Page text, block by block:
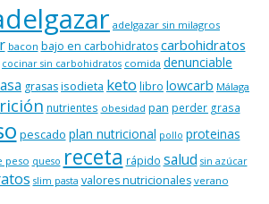
adelgazar sin milagros
bacon bajo en carbohidratos carbohidratos
cocinar sin carbohidratos comida denunciable
grasasisodieta keto libro lowcarb Málaga
nutrientes obesidad pan perder grasa
pescado plan nutricional pollo proteinas
peso queso receta rápido salud sin azúcar
slim pasta valores nutricionales verano